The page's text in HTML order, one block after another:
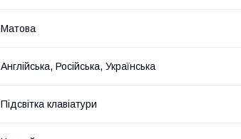
Матова
Англійська, Російська, Українська
Підсвітка клавіатури